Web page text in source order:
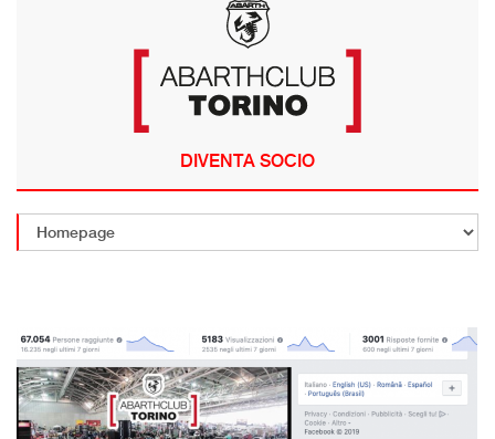
ANNULLA
DIVENTA SOCIO